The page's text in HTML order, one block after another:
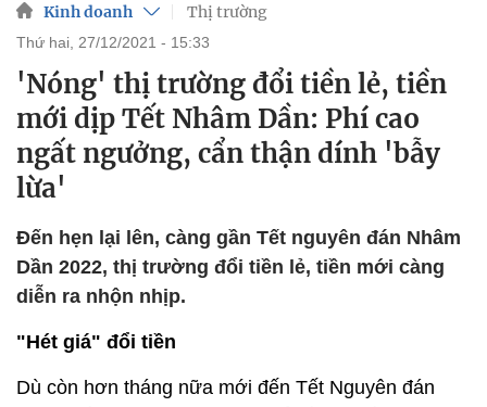
Kinh doanh Thị trường
thứ hai, 27/12/2021 - 15:33
'Nóng' thị trường đổi tiền lẻ, tiền
mới dịp Tết Nhâm Dần: Phí cao
ngất ngưởng, cẩn thận dính 'bẫy
lừa'
Đến hẹn lại lên, càng gần Tết nguyên đán Nhâm
Dần 2022, thị trường đổi tiền lẻ, tiền mới càng
diễn ra nhộn nhịp.
"Hét giá" đổi tiền
Dù còn hơn tháng nữa mới đến Tết Nguyên đán